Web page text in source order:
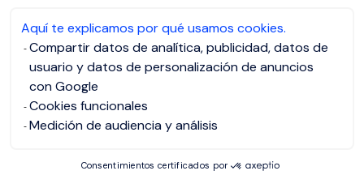
Aquí te explicamos por qué usamos cookies.
Compartir datos de analítica, publicidad, datos de
usuario y datos de personalización de anuncios
con Google
Cookies funcionales
Medición de audiencia y análisis
Consentimientos certificados por
洞察
專家5000俱樂部
加入Morgan Philips Group
薪資試算器